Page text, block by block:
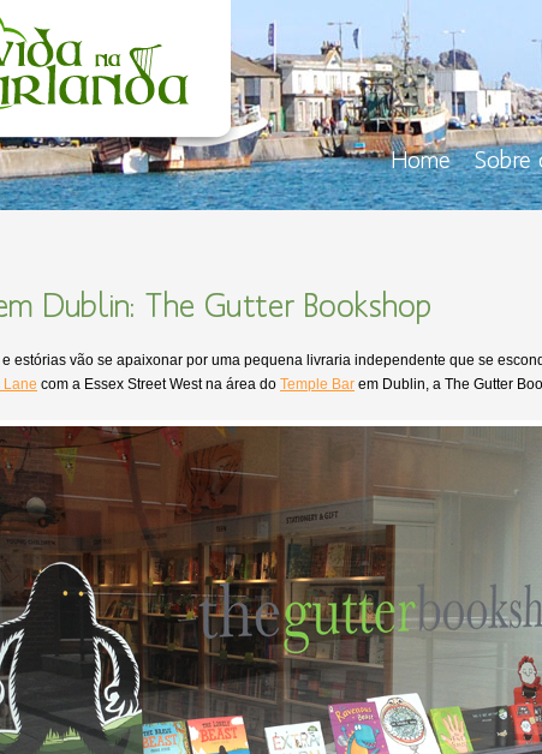
Home Sobre
Dublin: The Gutter Bookshop
estórias vão se apaixonar por uma pequena livraria independente que se
Lane com a Essex Street West na área do Temple Bar em Dublin, a The Gutter